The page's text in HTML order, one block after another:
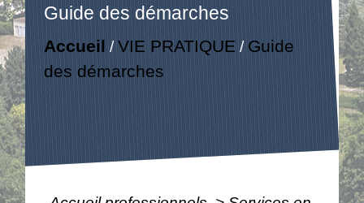
Guide des démarches
Accueil /VIE PRATIQUE / Guide
des démarches